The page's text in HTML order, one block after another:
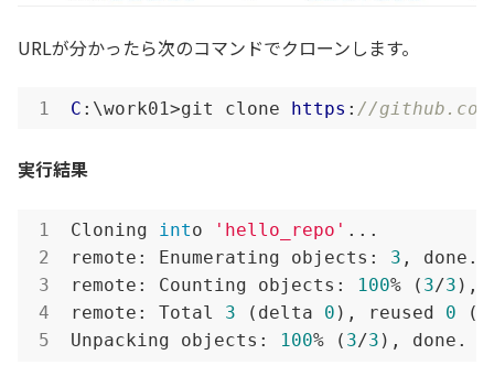
URLが分かったら次のコマンドでクローンします。
C :\work01>git clone https : //
実行結果
Cloning into 'hello_repo' ...
remote: Enumerating objects: 3 , done.
remote: Counting objects:
100% ( 3/3 ),
remote: Total 3 (delta 0 ), reused 0
Unpacking objects:
100% ( 3/3 ), done.